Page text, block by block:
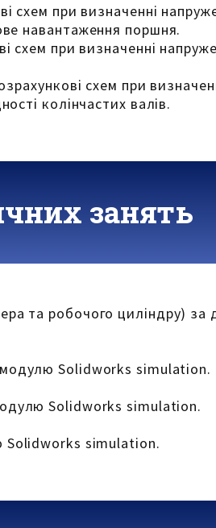
схем при визначенні
навантаження поршня.
схем при визначенні
схем при
колінчастих валів.
занять
та робочого циліндру)
модулю Solidworks simulation.
Solidworks simulation.
Solidworks simulation.